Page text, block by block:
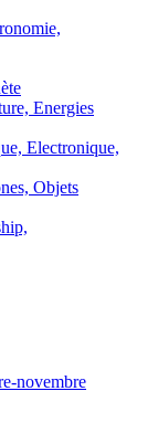
Energies
Electronique,
Objets
novembre